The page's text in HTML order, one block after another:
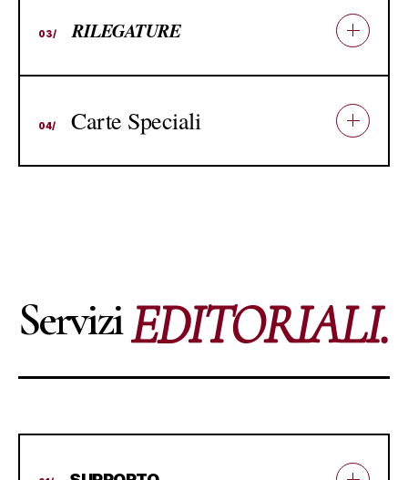
03/ RILEGATURE
04/ Carte Speciali
ServiziEDITORIALI.